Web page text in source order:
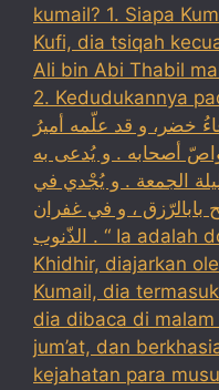
kumail? 1. Siapa
Kufi, dia tsiqah
Ali bin Abi Thabil
2. Kedudukannya
خضر، و قد علّمه أميرُ
أصحابه . و يُدعى به
الجمعة . و يُجْدي في
بابالرّزق ، و في غفران
الذّنوب . “ Ia adalah doa paling utama, doa
Khidhir, diajarkan
Kumail, dia
dia dibaca di malam
jum’at, dan
kejahatan para